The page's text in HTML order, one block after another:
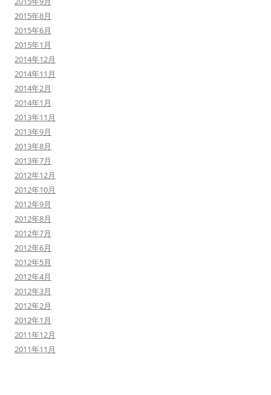
2015年8月
2015年6月
2015年1月
2014年12月
2014年11月
2014年2月
2014年1月
2013年11月
2013年9月
2013年8月
2013年7月
2012年12月
2012年10月
2012年9月
2012年8月
2012年7月
2012年6月
2012年5月
2012年4月
2012年3月
2012年2月
2012年1月
2011年12月
2011年11月